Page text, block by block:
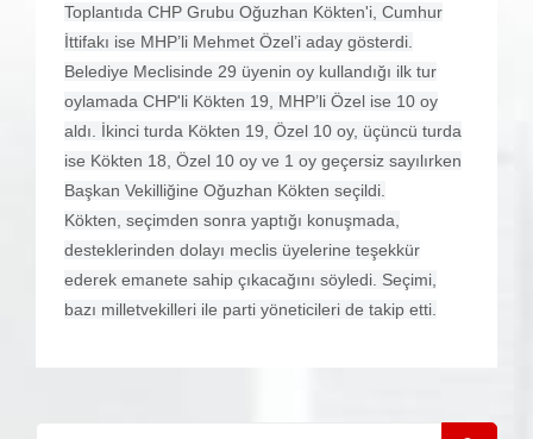
Toplantıda CHP Grubu Oğuzhan Kökten'i, Cumhur
İttifakı ise MHP’li Mehmet Özel’i aday gösterdi.
Belediye Meclisinde 29 üyenin oy kullandığı ilk tur
oylamada CHP'li Kökten 19, MHP’li Özel ise 10 oy
aldı. İkinci turda Kökten 19, Özel 10 oy, üçüncü turda
ise Kökten 18, Özel 10 oy ve 1 oy geçersiz sayılırken
Başkan Vekilliğine Oğuzhan Kökten seçildi.
Kökten, seçimden sonra yaptığı konuşmada,
desteklerinden dolayı meclis üyelerine teşekkür
ederek emanete sahip çıkacağını söyledi. Seçimi,
bazı milletvekilleri ile parti yöneticileri de takip etti.